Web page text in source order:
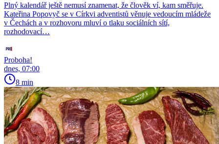
Plný kalendář ještě nemusí znamenat, že člověk ví, kam směřuje.
Kateřina Popovyč se v Církvi adventistů věnuje vedoucím mládeže
v Čechách a v rozhovoru mluví o tlaku sociálních sítí,
rozhodovací…
Proboha!
dnes, 07:00
8 min